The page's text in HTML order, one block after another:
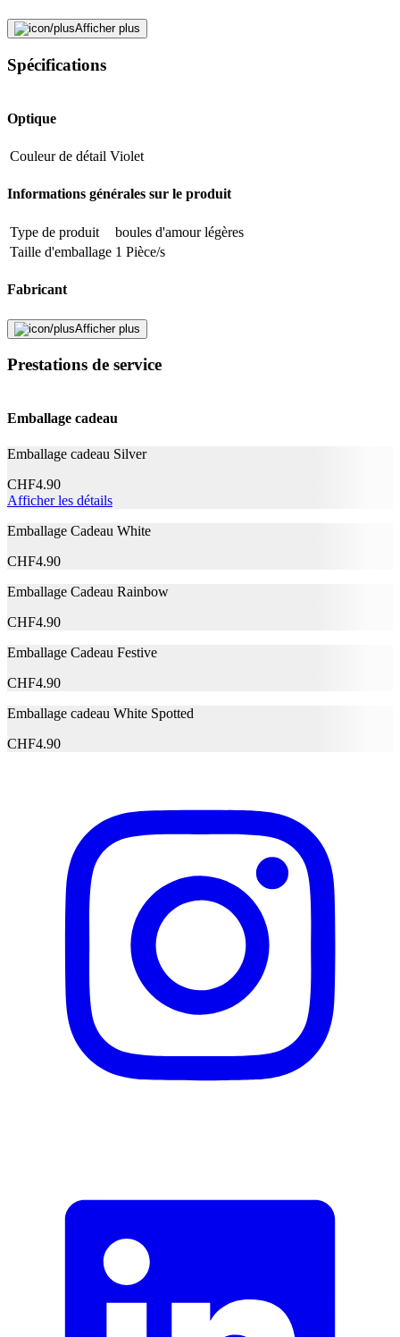
Conseils d'entretien
Nettoyez les Nova Balls après chaque utilisation avec de l'eau et un
savon doux ou un Toy Cleaner. Si vous souhaitez plus de
préserve le matériau.
Les sextoys et autres produits d'hygiène ne peuvent être retournés
produit n'a pas été ouvert ou endommagé.
Description
Adresse e-mail (facultatif)
Fermer le formulaire
Afficher plus
Spécifications
Optique
Couleur de détail Violet
Informations générales sur le produit
Type de produit
boules d'amour légères
Taille d'emballage 1 Pièce/s
Fabricant
Nom du fabricant
Garantie du fabricant
Signaler une erreur
Description
Adresse e-mail (facultatif)
Signaler des données erronées
Afficher plus
Prestations de service
Emballage cadeau
Emballage cadeau Silver
CHF4.90
Afficher les détails
Emballage Cadeau White
CHF4.90
Emballage Cadeau Rainbow
CHF4.90
Emballage Cadeau Festive
CHF4.90
Emballage cadeau White Spotted
CHF4.90